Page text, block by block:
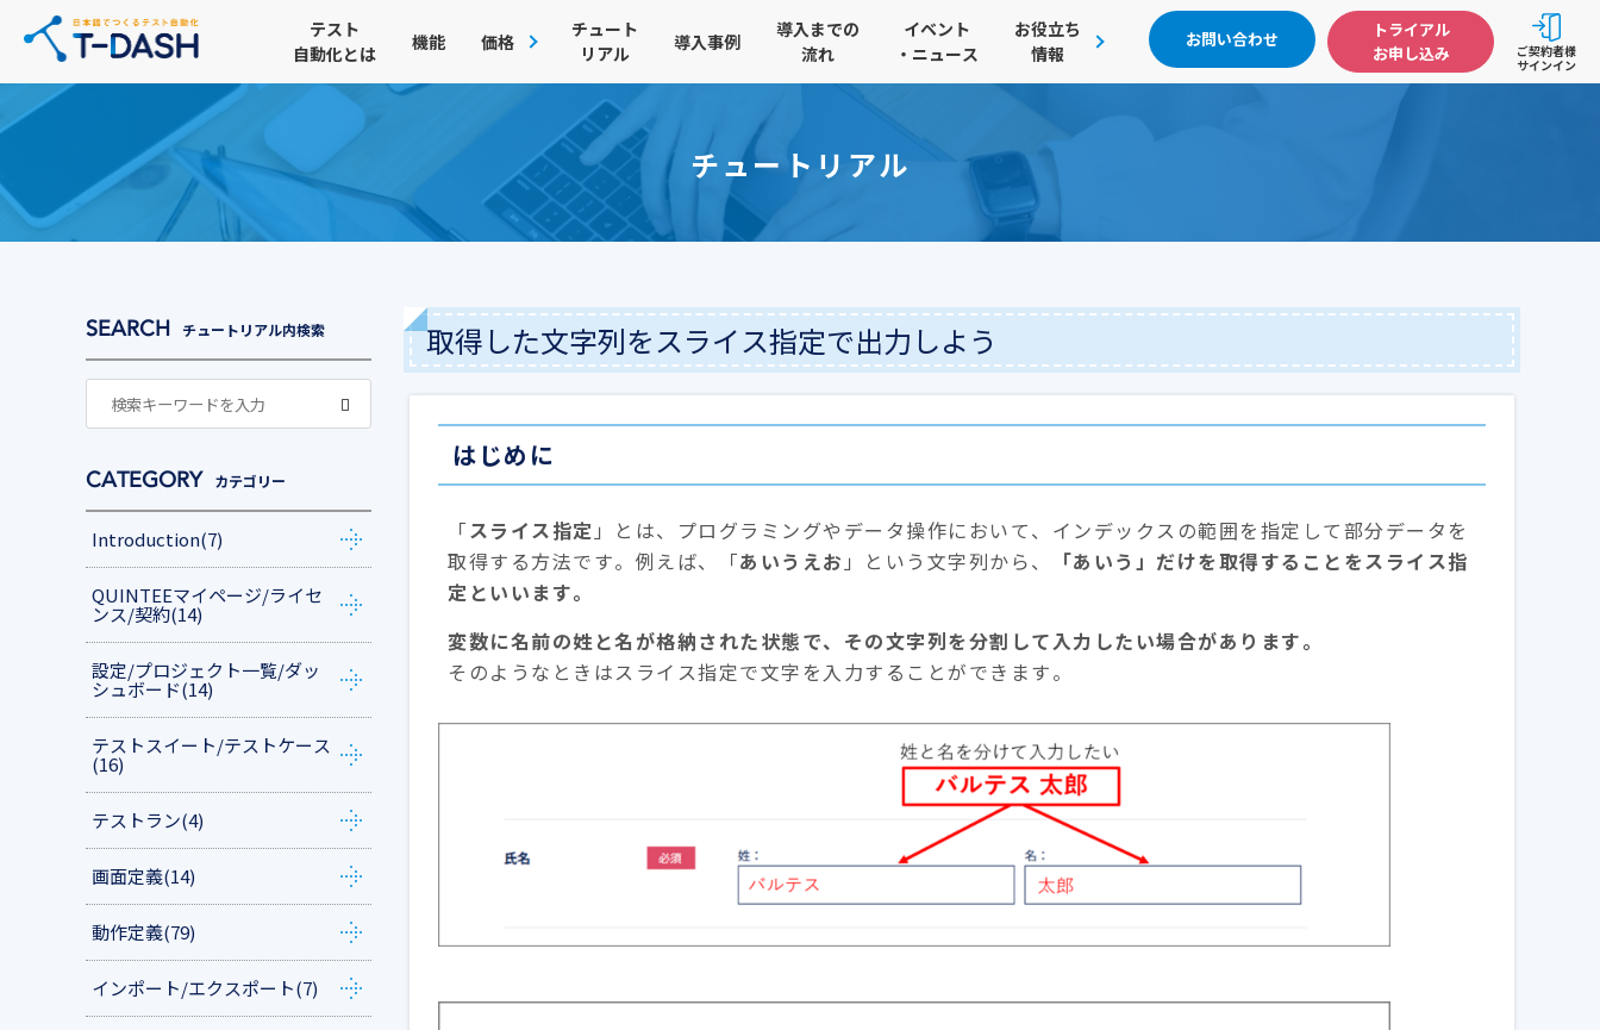
テスト
自動化とは
機能 価格
チュート
リアル
導入事例
導入までの
流れ
イベント
・ニュース
お役立ち
情報
お問い合わせ
トライアル
お申し込み
ご契約者様
サインイン
チュートリアル
取得した文字列をスライス指定で出力しよう
はじめに
「スライス指定 」とは、プログラミングやデータ操作において、インデックスの範囲を指定して部分データを
取得する方法です。例えば、「あいうえお 」という文字列から、
「あいう」だけを取得することをスライス指
定といいます。
変数に名前の姓と名が格納された状態で、その文字列を分割して入力したい場合があります。
そのようなときはスライス指定で文字を入力することができます。
チュートリアル内検索
カテゴリー
Introduction(7)
QUINTEEマイページ/ライセ
ンス/契約(14)
設定/プロジェクト一覧/ダッ
シュボード(14)
テストスイート/テストケース
(16)
テストラン(4)
画面定義(14)
動作定義(79)
インポート/エクスポート(7)